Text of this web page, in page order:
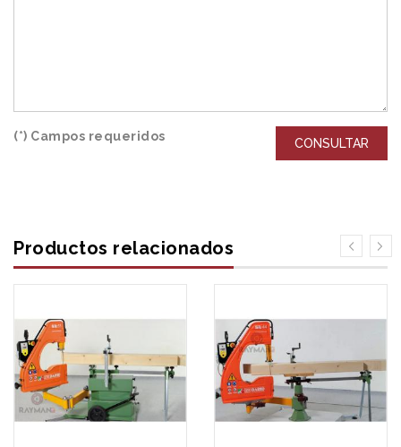
(*) Campos requeridos CONSULTAR
Productos relacionados